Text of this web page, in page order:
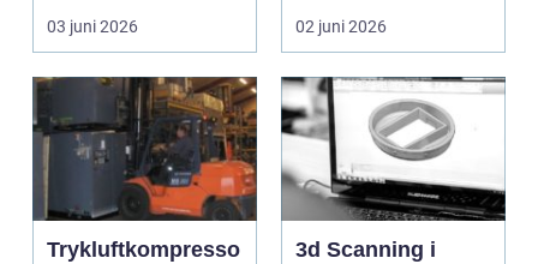
én ting, der altid ska...
03 juni 2026
kundernes
førstehåndsind...
02 juni 2026
Trykluftkompresso
3d Scanning i